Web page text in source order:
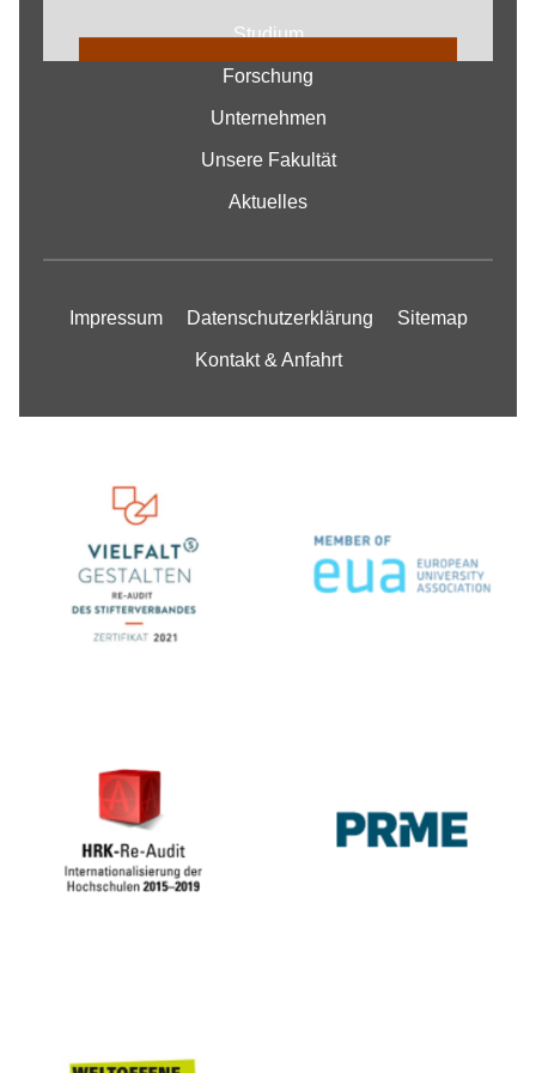
COOKIE EINSTELLUNGEN
Studium
Forschung
Unternehmen
Unsere Fakultät
Aktuelles
Impressum Datenschutzerklärung Sitemap
Kontakt & Anfahrt